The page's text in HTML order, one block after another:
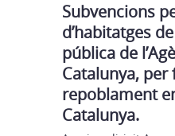
Subvencions
d’habitatges
pública de
Catalunya,
repoblament
Catalunya.